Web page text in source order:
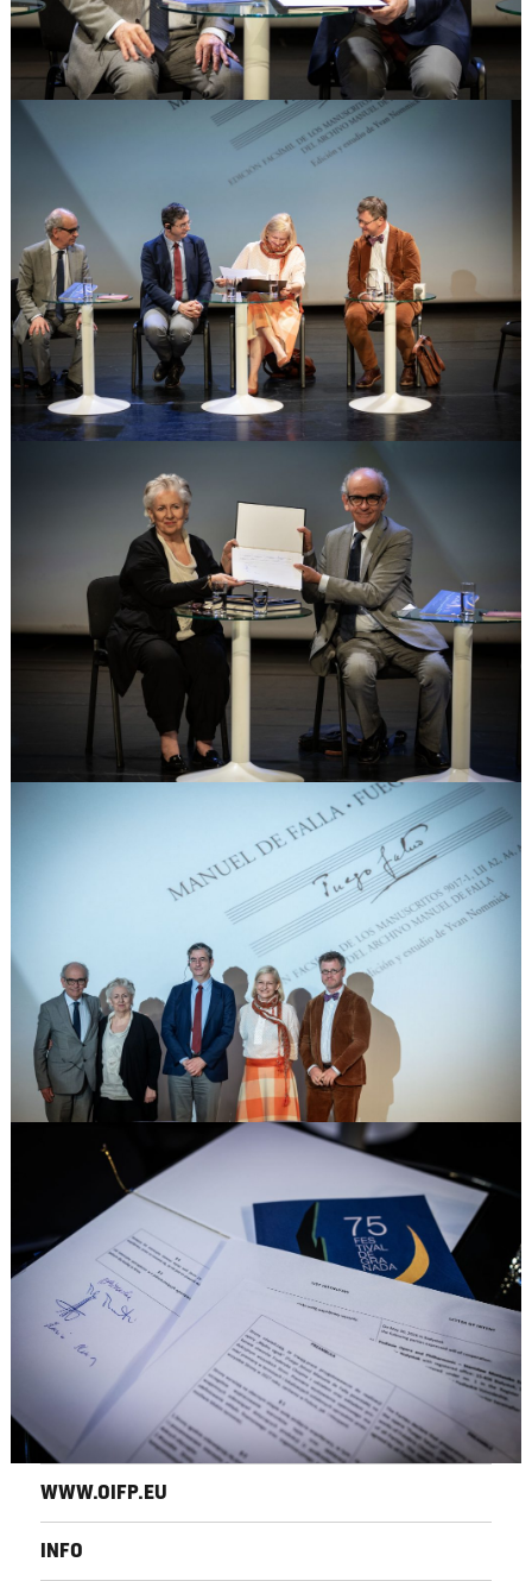
WWW.OIFP.EU
INFO